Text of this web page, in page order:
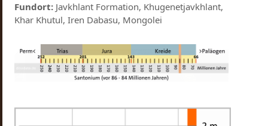
Fundort: Javkhlant Formation, Khugenetjavkhlant,
Khar Khutul, Iren Dabasu, Mongolei